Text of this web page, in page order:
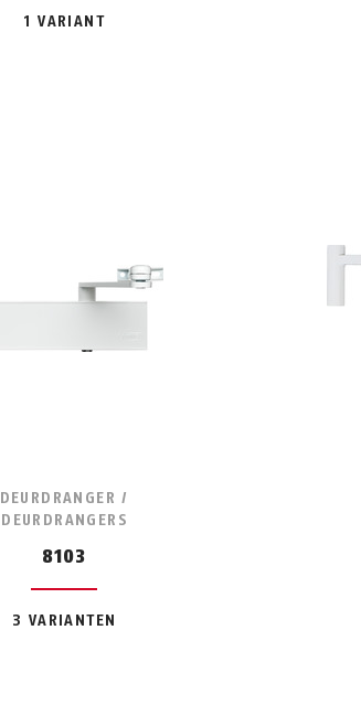
1 VARIANT
DEURDRANGER /
DEURDRANGERS
8103
3 VARIANTEN